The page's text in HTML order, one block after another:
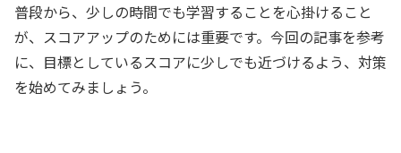
普段から、少しの時間でも学習することを心掛けること
が、スコアアップのためには重要です。今回の記事を参考
に、目標としているスコアに少しでも近づけるよう、対策
を始めてみましょう。